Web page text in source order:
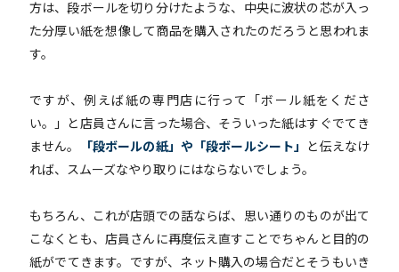
方は、段ボールを切り分けたような、中央に波状の芯が入っ
た分厚い紙を想像して商品を購入されたのだろうと思われま
す。
ですが、例えば紙の専門店に行って「ボール紙をくださ
い。」と店員さんに言った場合、そういった紙はすぐでてき
ません。
「段ボールの紙」や「段ボールシート」 と伝えなけ
れば、スムーズなやり取りにはならないでしょう。
もちろん、これが店頭での話ならば、思い通りのものが出て
こなくとも、店員さんに再度伝え直すことでちゃんと目的の
紙がでてきます。ですが、ネット購入の場合だとそうもいき